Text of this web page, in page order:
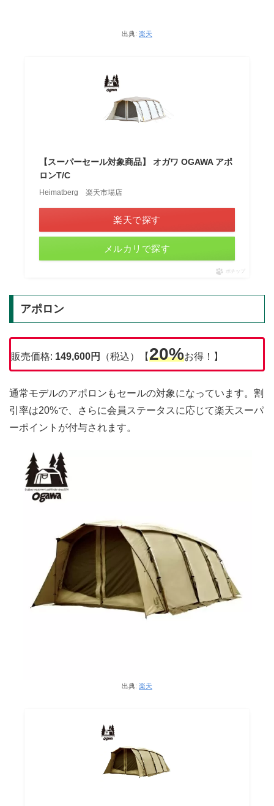
出典: 楽天
【スーパーセール対象商品】 オガワ OGAWA アポ
ロンT/C
Heimatberg 楽天市場店
楽天で探す
メルカリで探す
ポチップ
アポロン
販売価格: 149,600円 （税込）【20%お得！】
通常モデルのアポロンもセールの対象になっています。割
引率は20%で、さらに会員ステータスに応じて楽天スーパ
ーポイントが付与されます。
出典: 楽天